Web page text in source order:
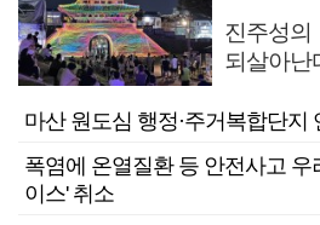
진주성
되살아난
마산 원도심 행정·주거복합단지
폭염에 온열질환 등 안전사고 우
이스' 취소